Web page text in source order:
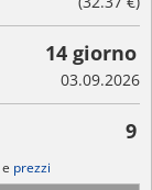
14 giorno
03.09.2026
9
e prezzi